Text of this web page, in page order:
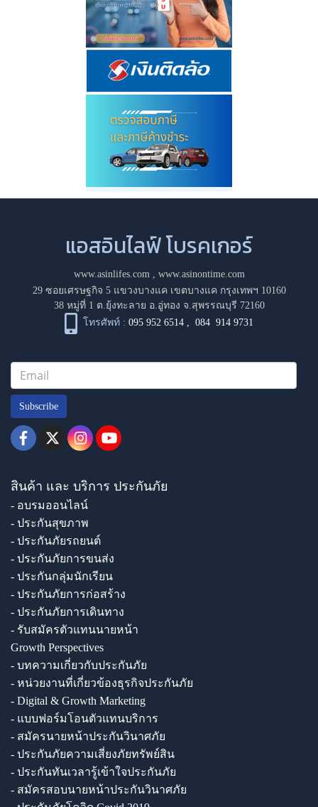
แอสอินไลฟ์ โบรคเกอร์
www.asinlifes.com, www.asinontime.com
29 ซอยเศรษฐกิจ 5 แขวงบางแค เขตบางแค กรุงเทพฯ 10160
38 หมู่ที่ 1 ต.ยุ้งทะลาย อ.อู่ทอง จ.สุพรรณบุรี 72160
โทรศัพท์ : 095 952 6514 ,084 914 9731
Subscribe
สินค้า และ บริการ ประกันภัย
- อบรมออนไลน์
- ประกันสุขภาพ
- ประกันภัยรถยนต์
- ประกันภัยการขนส่ง
- ประกันกลุ่มนักเรียน
- ประกันภัยการก่อสร้าง
- ประกันภัยการเดินทาง
- รับสมัครตัวแทนนายหน้า
Growth Perspectives
- บทความเกี่ยวกับประกันภัย
- หน่วยงานที่เกี่ยวข้องธุรกิจประกันภัย
- Digital & Growth Marketing
- แบบฟอร์มโอนตัวแทนบริการ
- สมัครนายหน้าประกันวินาศภัย
- ประกันภัยความเสี่ยงภัยทรัพย์สิน
- ประกันทันเวลารู้เข้าใจประกันภัย
- สมัครสอบนายหน้าประกันวินาศภัย